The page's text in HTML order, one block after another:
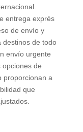
entrega exprés
de envío y
destinos de todo
envío urgente
de
proporcionan a
que